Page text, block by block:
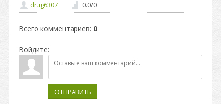
drug6307
0.0/0
Всего комментариев: 0
Войдите:
ОТПРАВИТЬ